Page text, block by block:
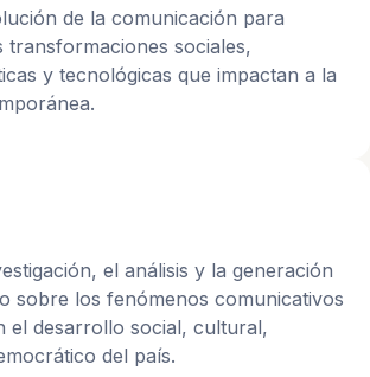
de la comunicación para
transformaciones sociales,
y tecnológicas que impactan a la
el análisis y la generación
sobre los fenómenos comunicativos
el desarrollo social, cultural,
del país.